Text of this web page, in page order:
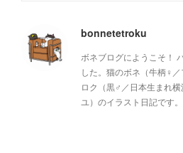
bonnetetroku
ボネブログにようこそ！
した。猫のボネ（牛柄♀／
ロク（黒♂／日本生まれ
ユ）のイラスト日記です。